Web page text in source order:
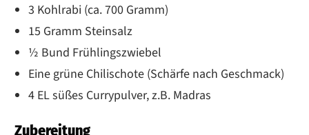
3 Kohlrabi (ca. 700 Gramm)
15 Gramm Steinsalz
½ Bund Frühlingszwiebel
Eine grüne Chilischote (Schärfe nach Geschmack)
4 EL süßes Currypulver, z.B. Madras
Zubereitung